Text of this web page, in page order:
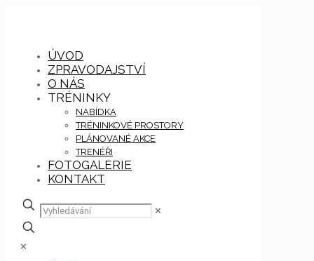
ÚVOD
ZPRAVODAJSTVÍ
O NÁS
TRÉNINKY
NABÍDKA
TRÉNINKOVÉ PROSTORY
PLÁNOVANÉ AKCE
TRENÉŘI
FOTOGALERIE
KONTAKT
✕
✕